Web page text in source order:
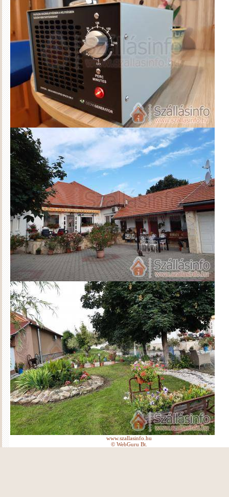
www.szallasinfo.hu
© WebGuru Bt.